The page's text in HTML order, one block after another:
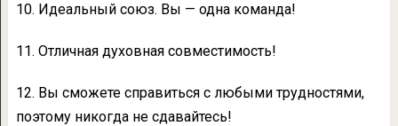
10. Идеальный союз. Вы — одна команда!
11. Отличная духовная совместимость!
12. Вы сможете справиться с любыми трудностями,
поэтому никогда не сдавайтесь!